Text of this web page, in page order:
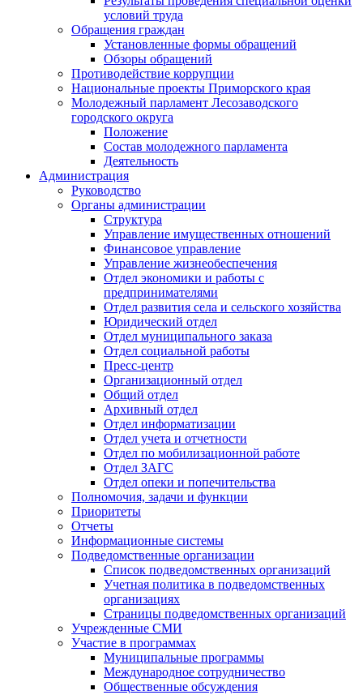
условий труда
Обращения граждан
Установленные формы обращений
Обзоры обращений
Противодействие коррупции
Национальные проекты Приморского края
Молодежный парламент Лесозаводского
городского округа
Положение
Состав молодежного парламента
Деятельность
Администрация
Руководство
Органы администрации
Структура
Управление имущественных отношений
Финансовое управление
Управление жизнеобеспечения
Отдел экономики и работы с
предпринимателями
Отдел развития села и сельского хозяйства
Юридический отдел
Отдел муниципального заказа
Отдел социальной работы
Пресс-центр
Организационный отдел
Общий отдел
Архивный отдел
Отдел информатизации
Отдел учета и отчетности
Отдел по мобилизационной работе
Отдел ЗАГС
Отдел опеки и попечительства
Полномочия, задачи и функции
Приоритеты
Отчеты
Информационные системы
Подведомственные организации
Список подведомственных организаций
Учетная политика в подведомственных
организациях
Страницы подведомственных организаций
Учрежденные СМИ
Участие в программах
Муниципальные программы
Международное сотрудничество
Общественные обсуждения